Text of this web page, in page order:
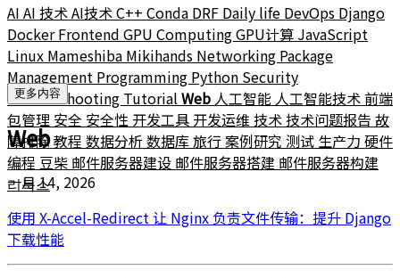
AI AI 技术AI技术C++ Conda DRF Daily life DevOps Django
DockerFrontend GPU ComputingGPU计算 JavaScript
Linux Mameshiba Mikihands Networking Package
Management Programming Python Security
Troubleshooting Tutorial Web 人工智能 人工智能技术前端
包管理 安全 安全性 开发工具 开发运维技术技术问题报告 故
障排除教程 数据分析数据库旅行案例研究 测试 生产力 硬件
编程 豆柴 邮件服务器建设 邮件服务器搭建 邮件服务器构建
리눅스
更多内容
Web
一月 14, 2026
使用 X-Accel-Redirect 让 Nginx 负责文件传输：提升 Django
下载性能